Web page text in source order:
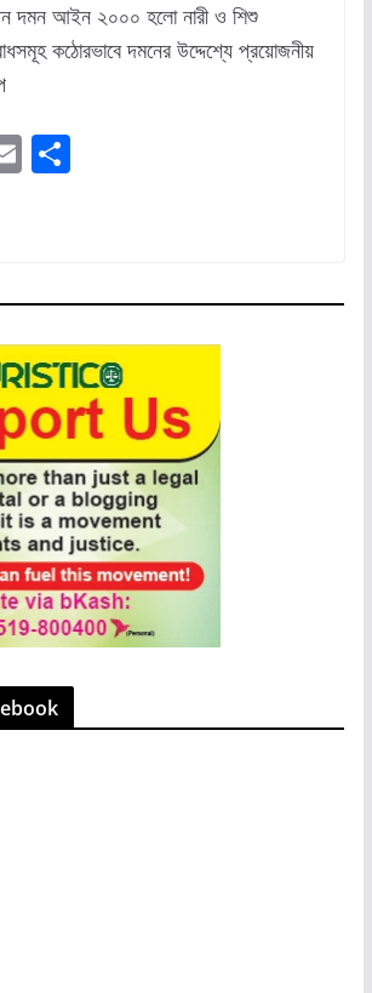
দমন আইন ২০০০ হলো নারী ও শিশু
কঠোরভাবে দমনের উদ্দেশ্যে প্রয়োজনীয়
E S